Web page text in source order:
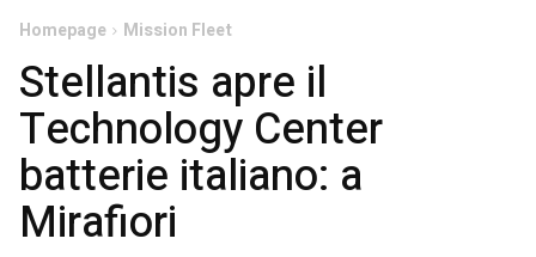
Homepage Mission Fleet
Stellantis apre il
Technology Center
batterie italiano: a
Mirafiori